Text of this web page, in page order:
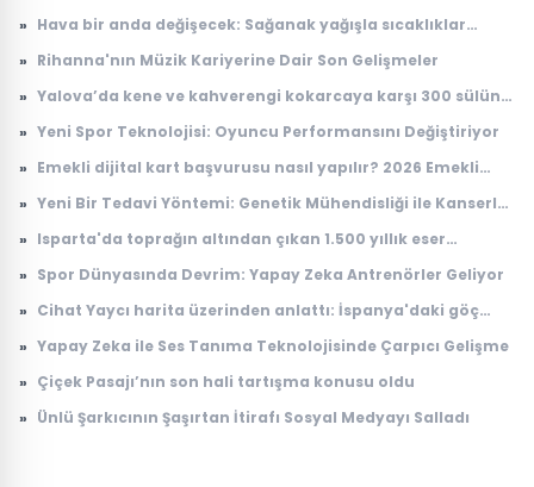
» Hava bir anda değişecek: Sağanak yağışla sıcaklıklar
» Rihanna'nın Müzik Kariyerine Dair Son Gelişmeler
» Yalova’da kene ve kahverengi kokarcaya karşı 300 sülün
» Yeni Spor Teknolojisi: Oyuncu Performansını Değiştiriyor
» Emekli dijital kart başvurusu nasıl yapılır? 2026 Emekli
» Yeni Bir Tedavi Yöntemi: Genetik Mühendisliği ile Kanserle
» Isparta'da toprağın altından çıkan 1.500 yıllık eser
» Spor Dünyasında Devrim: Yapay Zeka Antrenörler Geliyor
» Cihat Yaycı harita üzerinden anlattı: İspanya'daki göç
» Yapay Zeka ile Ses Tanıma Teknolojisinde Çarpıcı Gelişme
» Çiçek Pasajı’nın son hali tartışma konusu oldu
» Ünlü Şarkıcının Şaşırtan İtirafı Sosyal Medyayı Salladı